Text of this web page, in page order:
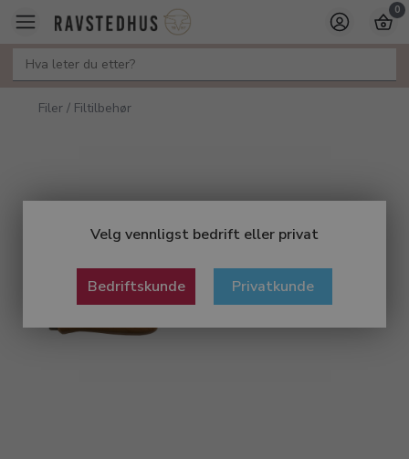
Velg vennligst bedrift eller privat
Bedriftskunde Privatkunde
0
Filer / Filtilbehør